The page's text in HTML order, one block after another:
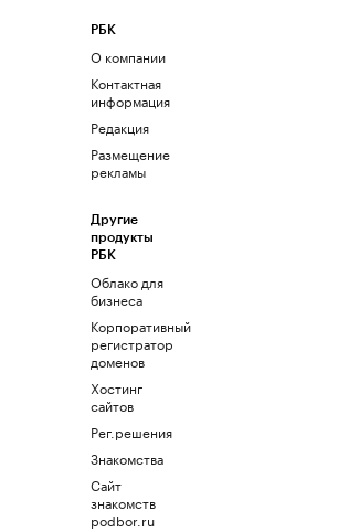
РБК
О компании
Контактная
информация
Редакция
Размещение
рекламы
Другие
продукты
РБК
Облако для
бизнеса
Корпоративный
регистратор
доменов
Хостинг
сайтов
Рег.решения
Знакомства
Сайт
знакомств
podbor.ru